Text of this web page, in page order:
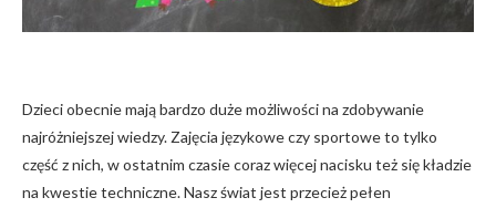
Dzieci obecnie mają bardzo duże możliwości na zdobywanie
najróżniejszej wiedzy. Zajęcia językowe czy sportowe to tylko
część z nich, w ostatnim czasie coraz więcej nacisku też się kładzie
na kwestie techniczne. Nasz świat jest przecież pełen